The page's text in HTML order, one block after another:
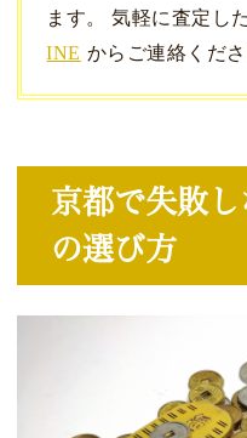
ます。 気軽に査定し
INE からご連絡くださ
京都で失敗
の選び方